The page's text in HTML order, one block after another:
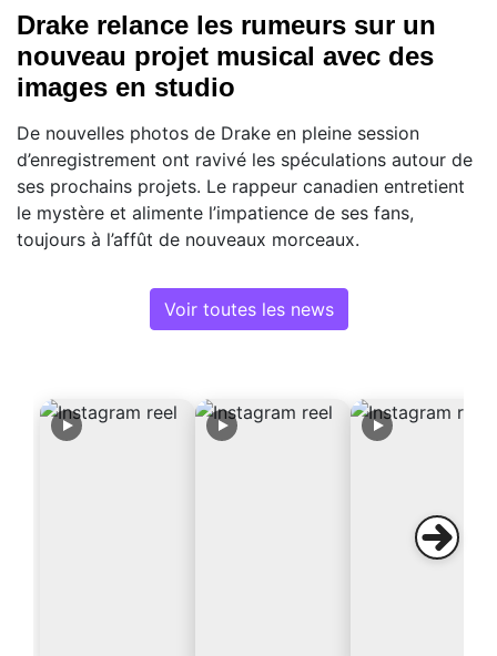
Drake relance les rumeurs sur un
nouveau projet musical avec des
images en studio
De nouvelles photos de Drake en pleine session
d’enregistrement ont ravivé les spéculations autour de
ses prochains projets. Le rappeur canadien entretient
le mystère et alimente l’impatience de ses fans,
toujours à l’affût de nouveaux morceaux.
Voir toutes les news